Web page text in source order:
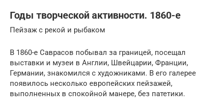
Годы творческой активности. 1860-е
Пейзаж с рекой и рыбаком
В 1860-е Саврасов побывал за границей, посещал
выставки и музеи в Англии, Швейцарии, Франции,
Германии, знакомился с художниками. В его галерее
появилось несколько европейских пейзажей,
выполненных в спокойной манере, без патетики.